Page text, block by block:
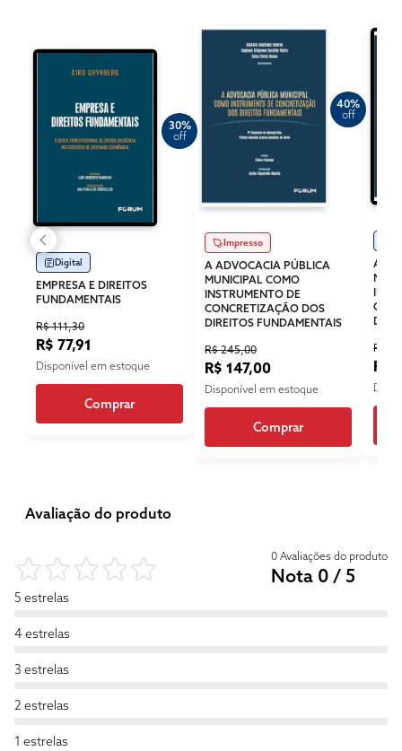
30%
off
Digital
EMPRESA E DIREITOS
FUNDAMENTAIS
R$ 111,30
R$ 77,91
Disponível em estoque
Comprar
40%
off
Impresso
A ADVOCACIA PÚBLICA
MUNICIPAL COMO
INSTRUMENTO DE
CONCRETIZAÇÃO DOS
DIREITOS FUNDAMENTAIS
R$ 245,00
R$ 147,00
Disponível em estoque
Comprar
A
R$
R$
Avaliação do produto
0 Avaliações do produto
Nota 0 / 5
5 estrelas
4 estrelas
3 estrelas
2 estrelas
1 estrelas